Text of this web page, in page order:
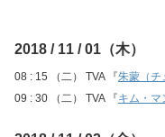
2018 / 11 / 01（木）
08 : 15 （二） TVA 『朱蒙（チ
09 : 30 （二） TVA 『キム・マ